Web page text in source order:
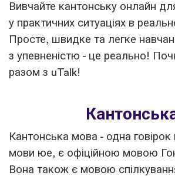
Вивчайте кантонську онлайн
у практичних ситуаціях в
Просте, швидке та легке
з упевненістю - це реально!
разом з uTalk!
Кантонська мова - одна говірок
мови юе, є офіційною мовою
Вона також є мовою